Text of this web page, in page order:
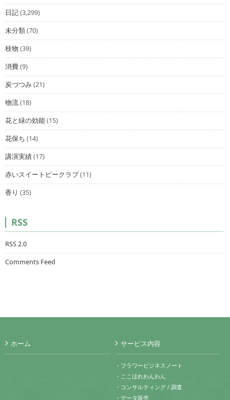
日記(3,299)
未分類(70)
枝物 (39)
消費(9)
炭づつみ(21)
物流(18)
花と緑の効能(15)
花保ち (14)
講演実績(17)
赤いスイートピークラブ(11)
香り (35)
RSS
RSS 2.0
Comments Feed
ホーム サービス内容
・フラワービジネスノート
・ここほれわんわん
・コンサルティング / 調査
・データ販売